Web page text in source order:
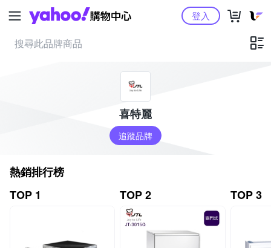
Yahoo購物中心登入
喜特麗
追蹤品牌
熱銷排行榜
TOP 1
TOP 2 TOP 3